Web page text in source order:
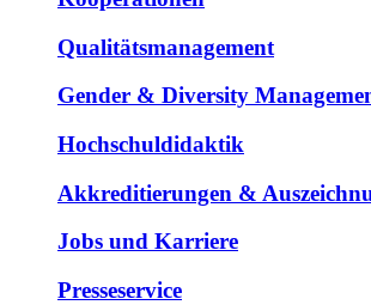
Qualitätsmanagement
Gender & Diversity
Hochschuldidaktik
Akkreditierungen &
Jobs und Karriere
Presseservice